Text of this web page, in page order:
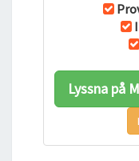
Lyssna på